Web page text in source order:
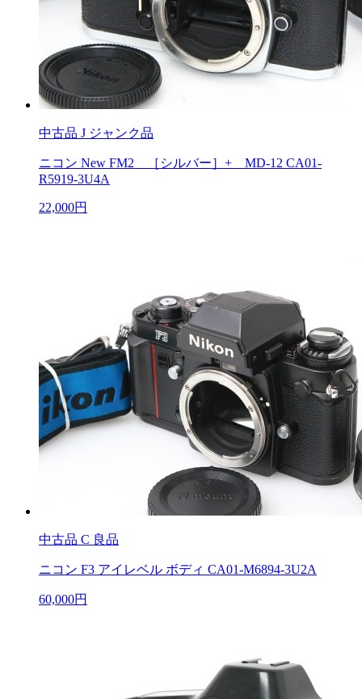
中古品 J ジャンク品
ニコン New FM2 ［シルバー］+ MD-12 CA01-
R5919-3U4A
22,000円
中古品 C 良品
ニコン F3 アイレベル ボディ CA01-M6894-3U2A
60,000円